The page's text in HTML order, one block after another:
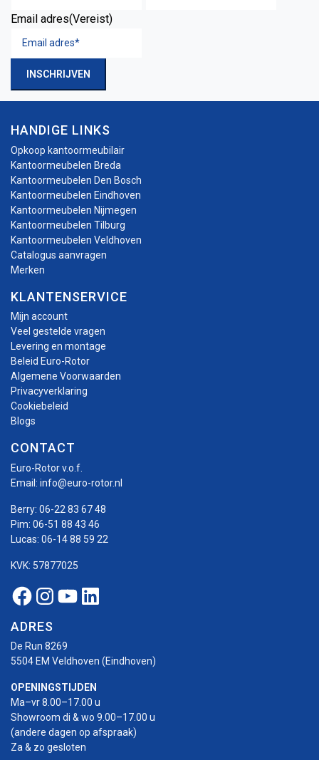
Email adres(Vereist)
INSCHRIJVEN
HANDIGE LINKS
Opkoop kantoormeubilair
Kantoormeubelen Breda
Kantoormeubelen Den Bosch
Kantoormeubelen Eindhoven
Kantoormeubelen Nijmegen
Kantoormeubelen Tilburg
Kantoormeubelen Veldhoven
Catalogus aanvragen
Merken
KLANTENSERVICE
Mijn account
Veel gestelde vragen
Levering en montage
Beleid Euro-Rotor
Algemene Voorwaarden
Privacyverklaring
Cookiebeleid
Blogs
CONTACT
Euro-Rotor v.o.f.
Email: info@euro-rotor.nl
Berry: 06-22 83 67 48
Pim: 06-51 88 43 46
Lucas: 06-14 88 59 22
KVK: 57877025
Facebook Euro-rotor
Instagram Euro-rotor
Youtube Euro-rotor
Linkedin Euro-rotor
ADRES
De Run 8269
5504 EM Veldhoven (Eindhoven)
OPENINGSTIJDEN
Ma–vr 8.00–17.00 u
Showroom di & wo 9.00–17.00 u
(andere dagen op afspraak)
Za & zo gesloten